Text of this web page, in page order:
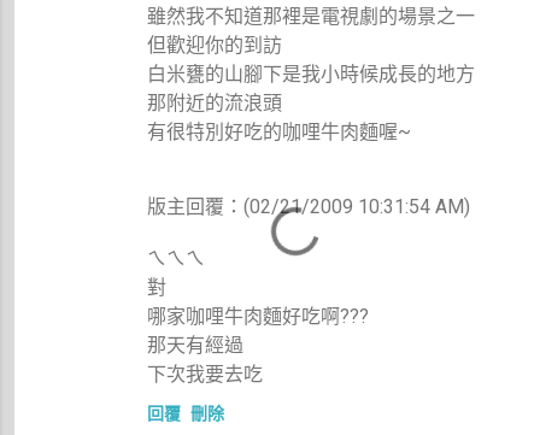
雖然我不知道那裡是電視劇的場景之一
但歡迎你的到訪
白米甕的山腳下是我小時候成長的地方
那附近的流浪頭
有很特別好吃的咖哩牛肉麵喔~
版主回覆：(02/21/2009 10:31:54 AM)
ㄟㄟㄟ
對
哪家咖哩牛肉麵好吃啊???
那天有經過
下次我要去吃
回覆 刪除